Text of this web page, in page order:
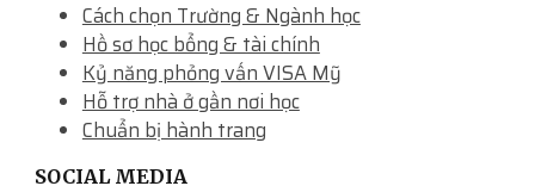
Cách chọn Trường & Ngành học
Hồ sơ học bổng & tài chính
Kỷ năng phỏng vấn VISA Mỹ
Hỗ trợ nhà ở gần nơi học
Chuẩn bị hành trang
SOCIAL MEDIA